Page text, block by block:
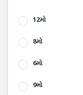
12મો
8મો
6મો
9મો